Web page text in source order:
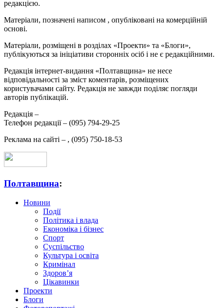
редакцією.
Матеріали, позначені написом , опубліковані на комерційній
основі.
Матеріали, розміщені в розділах «Проекти» та «Блоги»,
публікуються за ініціативи сторонніх осіб і не є редакційними.
Редакція інтернет-видання «Полтавщина» не несе
відповідальності за зміст коментарів, розміщених
користувачами сайту. Редакція не завжди поділяє погляди
авторів публікацій.
Редакція –
Телефон редакції – (095) 794-29-25
Реклама на сайті – , (095) 750-18-53
Полтавщина:
Новини
Події
Політика і влада
Економіка і бізнес
Спорт
Суспільство
Культура і освіта
Кримінал
Здоров’я
Цікавинки
Проекти
Блоги